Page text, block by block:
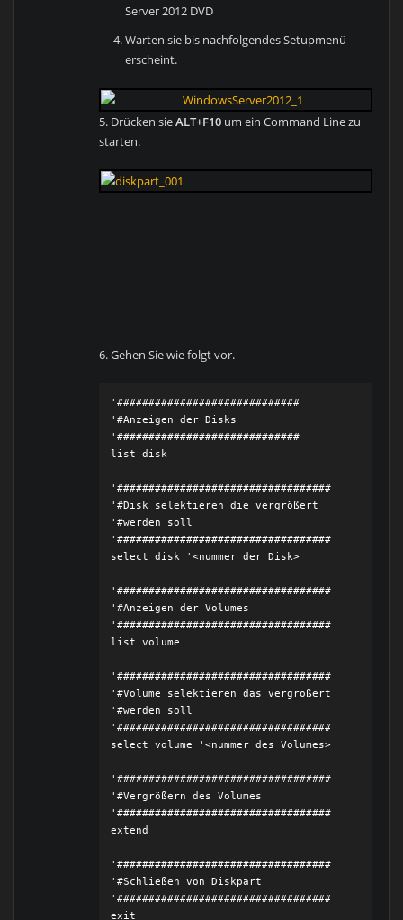
Server 2012 DVD
Warten sie bis nachfolgendes Setupmenü
erscheint.
5. Drücken sieALT+F10 um ein Command Line zu
starten.
6. Gehen Sie wie folgt vor.
'#############################
'#Anzeigen der Disks
'#############################
list disk
'##################################
'#Disk selektieren die vergrößert
'#werden soll
'##################################
select disk '<nummer der Disk>
'##################################
'#Anzeigen der Volumes
'##################################
list volume
'##################################
'#Volume selektieren das vergrößert
'#werden soll
'##################################
select volume '<nummer des Volumes>
'##################################
'#Vergrößern des Volumes
'##################################
extend
'##################################
'#Schließen von Diskpart
'##################################
exit